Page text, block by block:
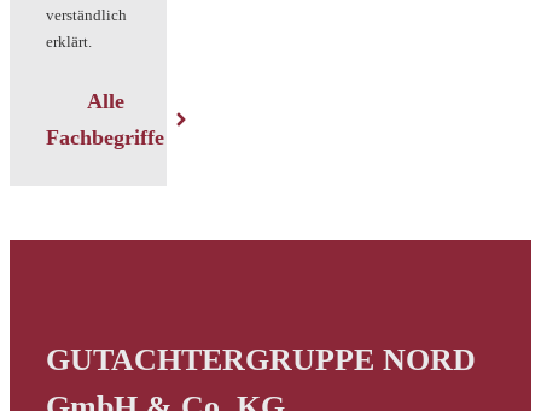
verständlich
erklärt.
Alle
Fachbegriffe
GUTACHTERGRUPPE NORD